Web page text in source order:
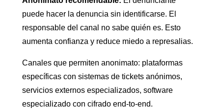
puede hacer la denuncia sin identificarse. El
responsable del canal no sabe quién es. Esto
aumenta confianza y reduce miedo a represalias.
Canales que permiten anonimato: plataformas
específicas con sistemas de tickets anónimos,
servicios externos especializados, software
especializado con cifrado end-to-end.